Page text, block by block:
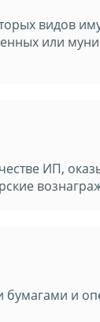
видов
или
ИП,
и